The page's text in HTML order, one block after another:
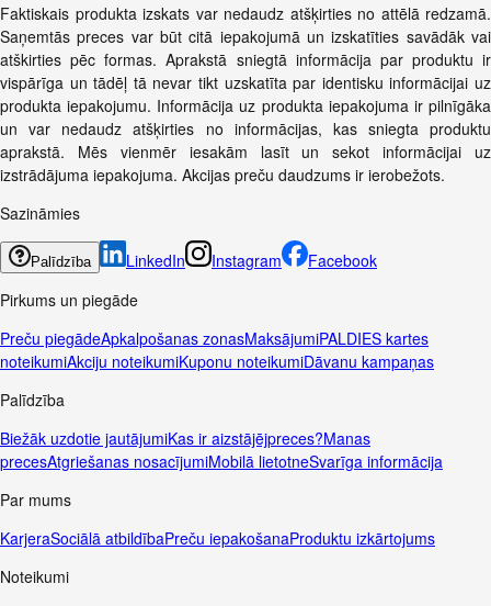
Faktiskais produkta izskats var nedaudz atšķirties no attēlā redzamā.
Saņemtās preces var būt citā iepakojumā un izskatīties savādāk vai
atškirties pēc formas. Aprakstā sniegtā informācija par produktu ir
vispārīga un tādēļ tā nevar tikt uzskatīta par identisku informācijai uz
produkta iepakojumu. Informācija uz produkta iepakojuma ir pilnīgāka
un var nedaudz atšķirties no informācijas, kas sniegta produktu
aprakstā. Mēs vienmēr iesakām lasīt un sekot informācijai uz
izstrādājuma iepakojuma. Akcijas preču daudzums ir ierobežots.
Sazināmies
Palīdzība LinkedIn Instagram
Facebook
Pirkums un piegāde
Preču piegādeApkalpošanas zonasMaksājumiPALDIES kartes
noteikumiAkciju noteikumiKuponu noteikumiDāvanu kampaņas
Palīdzība
Biežāk uzdotie jautājumiKas ir aizstājējpreces?Manas
precesAtgriešanas nosacījumiMobilā lietotneSvarīga informācija
Par mums
KarjeraSociālā atbildībaPreču iepakošanaProduktu izkārtojums
Noteikumi